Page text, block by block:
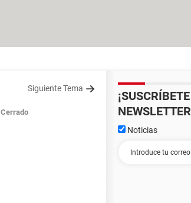
Siguiente Tema
Cerrado
Noticias